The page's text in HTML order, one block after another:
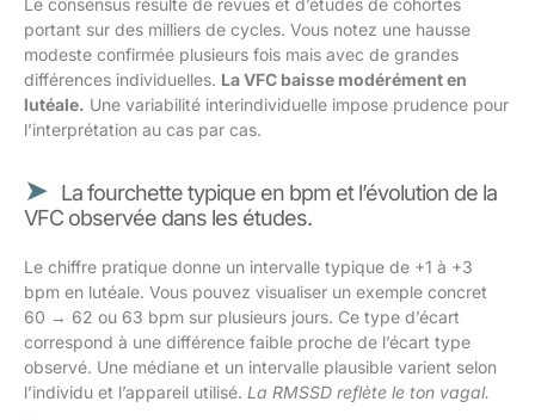
Le consensus résulte de revues et d’études de cohortes
portant sur des milliers de cycles. Vous notez une hausse
modeste confirmée plusieurs fois mais avec de grandes
différences individuelles. La VFC baisse modérément en
lutéale. Une variabilité interindividuelle impose prudence pour
l’interprétation au cas par cas.
La fourchette typique en bpm et l’évolution de la
VFC observée dans les études.
Le chiffre pratique donne un intervalle typique de +1 à +3
bpm en lutéale. Vous pouvez visualiser un exemple concret
60 → 62 ou 63 bpm sur plusieurs jours. Ce type d’écart
correspond à une différence faible proche de l’écart type
observé. Une médiane et un intervalle plausible varient selon
l’individu et l’appareil utilisé. La RMSSD reflète le ton vagal.